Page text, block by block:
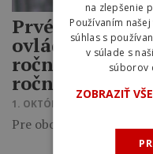
Prvé kolo
ovládli mladí –
ročná
ročný Dán
1. OKTÓBRA 2020 18:53
Pre oboch išlo o
na zlepšenie
Používaním
súhlas s
v súlade s
súborov
ZOBRAZIŤ